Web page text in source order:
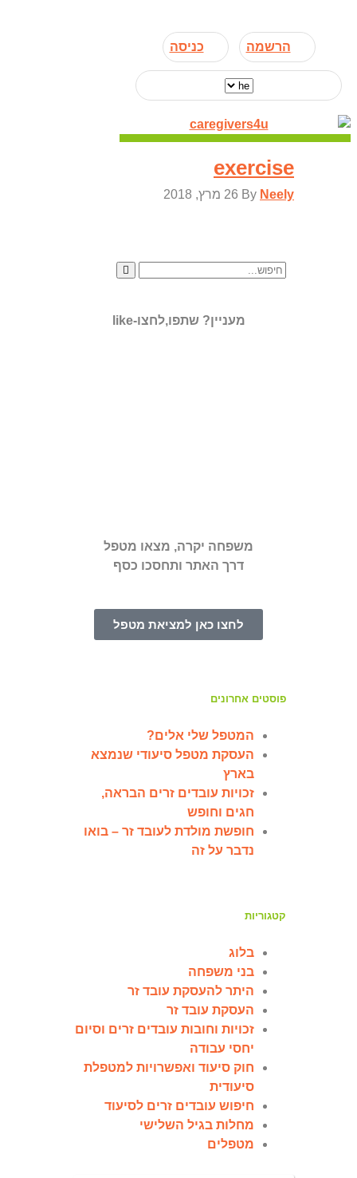
הרשמה כניסה
exercise
By Neely 26 מרץ, 2018
מעניין? שתפו,לחצו-like
משפחה יקרה, מצאו מטפל
דרך האתר ותחסכו כסף
לחצו כאן למציאת מטפל
פוסטים אחרונים
המטפל שלי אלים?
העסקת מטפל סיעודי שנמצא
בארץ
זכויות עובדים זרים הבראה,
חגים וחופש
חופשת מולדת לעובד זר – בואו
נדבר על זה
קטגוריות
בלוג
בני משפחה
היתר להעסקת עובד זר
העסקת עובד זר
זכויות וחובות עובדים זרים וסיום
יחסי עבודה
חוק סיעוד ואפשרויות למטפלת
סיעודית
חיפוש עובדים זרים לסיעוד
מחלות בגיל השלישי
מטפלים